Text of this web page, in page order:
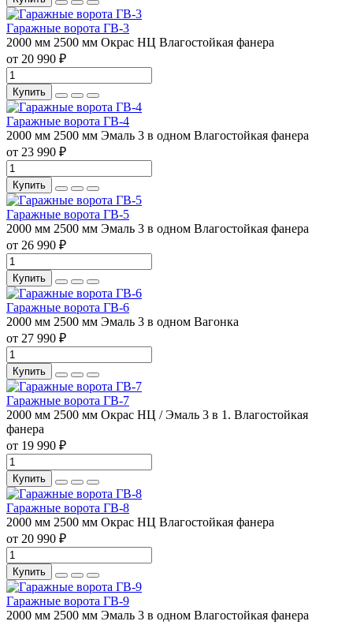
Гаражные ворота ГВ-3
2000 мм 2500 мм Окрас НЦ Влагостойкая фанера
от 20 990 ₽
Купить
Гаражные ворота ГВ-4
2000 мм 2500 мм Эмаль 3 в одном Влагостойкая фанера
от 23 990 ₽
Купить
Гаражные ворота ГВ-5
2000 мм 2500 мм Эмаль 3 в одном Влагостойкая фанера
от 26 990 ₽
Купить
Гаражные ворота ГВ-6
2000 мм 2500 мм Эмаль 3 в одном Вагонка
от 27 990 ₽
Купить
Гаражные ворота ГВ-7
2000 мм 2500 мм Окрас НЦ / Эмаль 3 в 1. Влагостойкая
фанера
от 19 990 ₽
Купить
Гаражные ворота ГВ-8
2000 мм 2500 мм Окрас НЦ Влагостойкая фанера
от 20 990 ₽
Купить
Гаражные ворота ГВ-9
2000 мм 2500 мм Эмаль 3 в одном Влагостойкая фанера